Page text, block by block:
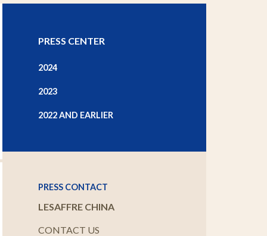
PRESS CENTER
2024
2023
2022 AND EARLIER
PRESS CONTACT
LESAFFRE CHINA
CONTACT US